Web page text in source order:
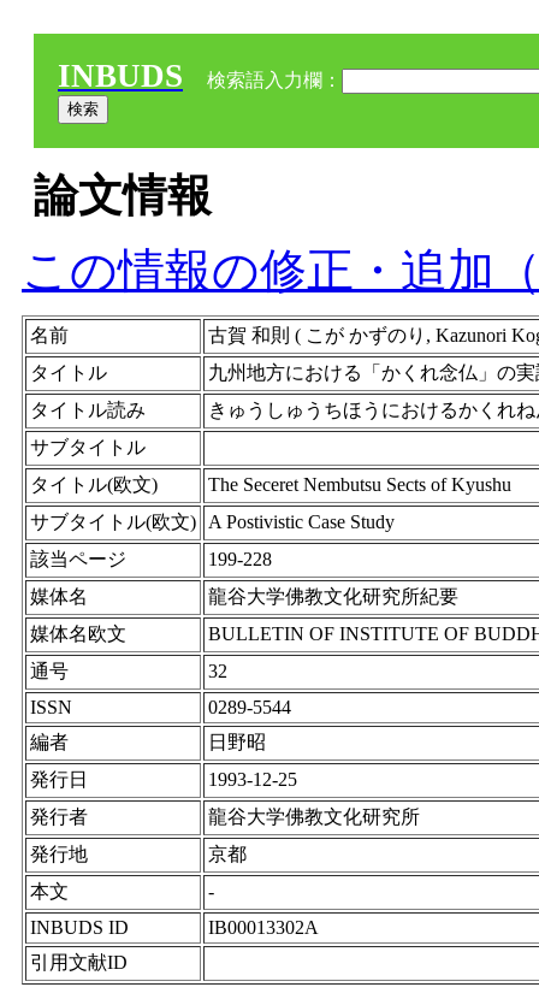
INBUDS 検索語入力欄：
論文情報
この情報の修正・追加
名前
古賀 和則 ( こが かずのり, Kazunori
タイトル
九州地方における「かくれ念仏」の
タイトル読み
きゅうしゅうちほうにおけるかくれ
サブタイトル
タイトル(欧文)
The Seceret Nembutsu Sects of Kyushu
サブタイトル(欧文)
A Postivistic Case Study
該当ページ
199-228
媒体名
龍谷大学佛教文化研究所紀要
媒体名欧文
BULLETIN OF INSTITUTE OF
通号
32
ISSN
0289-5544
編者
日野昭
発行日
1993-12-25
発行者
龍谷大学佛教文化研究所
発行地
京都
本文
-
INBUDS ID
IB00013302A
引用文献ID